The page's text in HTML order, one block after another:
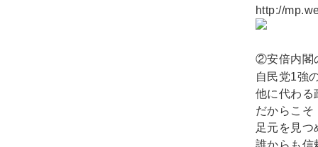
http://
②安倍内閣
自民党1強
他に代わる
だからこそ
足元を見つ